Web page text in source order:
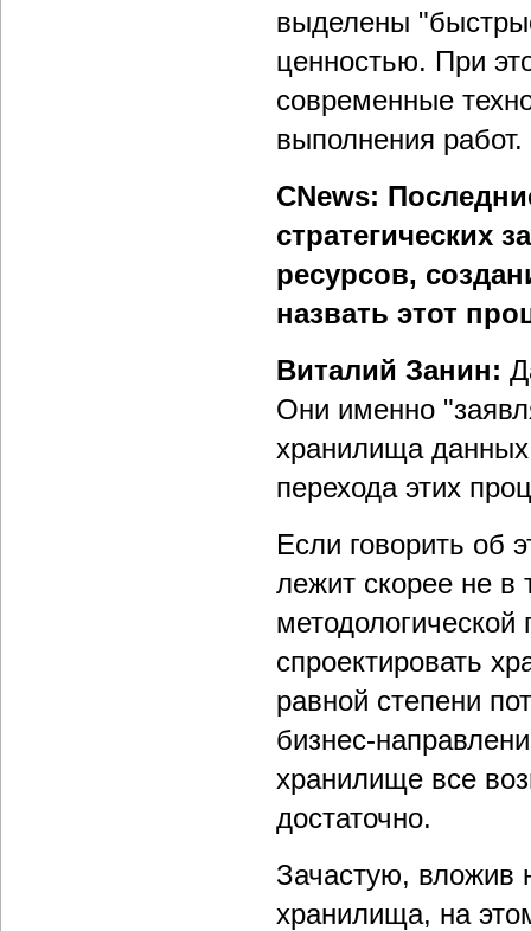
выделены
ценностью. При
современные
выполнения работ.
CNews:
стратегических
ресурсов,
назвать этот
Виталий Занин:
Они именно
хранилища
перехода этих
Если говорить об
лежит скорее не в
методологической
спроектировать
равной степени
бизнес-
хранилище все
достаточно.
Зачастую, вложив
хранилища, на